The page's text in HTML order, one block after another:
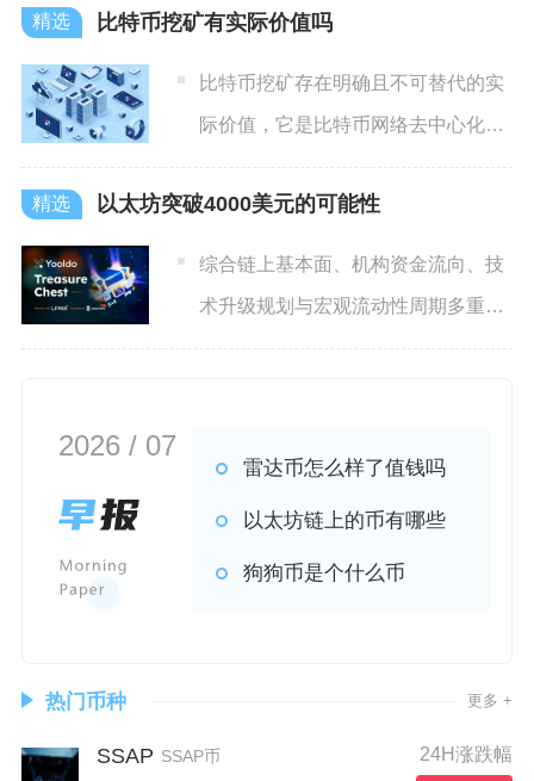
比特币挖矿有实际价值吗
比特币挖矿存在明确且不可替代的实
际价值，它是比特币网络去中心化运
行、安全保障与货币发行的核
以太坊突破4000美元的可能性
综合链上基本面、机构资金流向、技
术升级规划与宏观流动性周期多重维
度研判，以太坊在年内有效突
2026 / 07
雷达币怎么样了值钱吗
以太坊链上的币有哪些
狗狗币是个什么币
热门币种 更多 +
SSAP SSAP币 24H涨跌幅